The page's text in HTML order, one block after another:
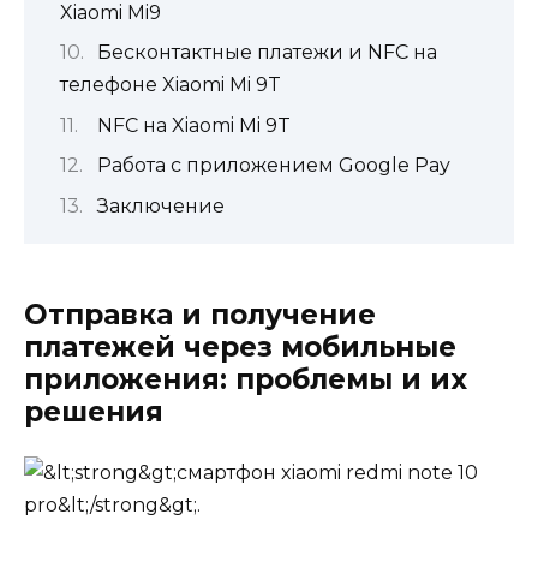
Xiaomi Mi9
Бесконтактные платежи и NFC на
телефоне Xiaomi Mi 9T
NFC на Xiaomi Mi 9T
Работа с приложением Google Pay
Заключение
Отправка и получение
платежей через мобильные
приложения: проблемы и их
решения